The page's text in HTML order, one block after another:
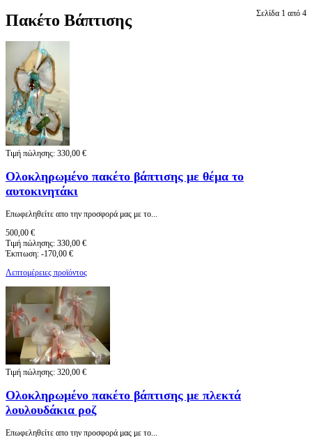
Σελίδα 1 από 4
Πακέτο Βάπτισης
Τιμή πώλησης: 330,00 €
Ολοκληρωμένο πακέτο βάπτισης με θέμα το
αυτοκινητάκι
Eπωφεληθείτε απο την προσφορά μας με το...
500,00 €
Τιμή πώλησης: 330,00 €
Έκπτωση: -170,00 €
Λεπτομέρειες προϊόντος
Τιμή πώλησης: 320,00 €
Oλοκληρωμένο πακέτο βάπτισης με πλεκτά
λουλουδάκια ροζ
Eπωφεληθείτε απο την προσφορά μας με το...